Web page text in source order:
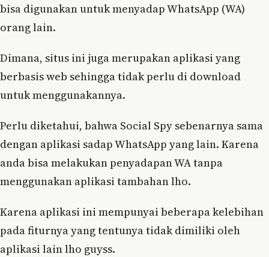
bisa digunakan untuk menyadap WhatsApp (WA)
orang lain.
Dimana, situs ini juga merupakan aplikasi yang
berbasis web sehingga tidak perlu di download
untuk menggunakannya.
Perlu diketahui, bahwa Social Spy sebenarnya sama
dengan aplikasi sadap WhatsApp yang lain. Karena
anda bisa melakukan penyadapan WA tanpa
menggunakan aplikasi tambahan lho.
Karena aplikasi ini mempunyai beberapa kelebihan
pada fiturnya yang tentunya tidak dimiliki oleh
aplikasi lain lho guyss.